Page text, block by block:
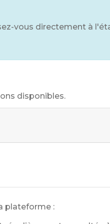
vous directement à
disponibles.
plateforme :